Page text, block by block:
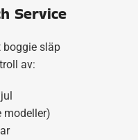
Service
boggie släp
av:
modeller)